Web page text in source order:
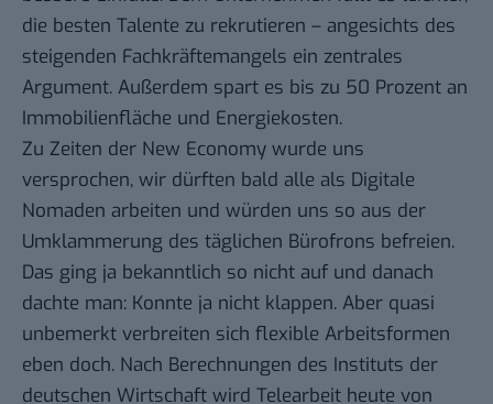
die besten Talente zu rekrutieren – angesichts des
steigenden Fachkräftemangels ein zentrales
Argument. Außerdem spart es bis zu 50 Prozent an
Immobilienfläche und Energiekosten.
Zu Zeiten der New Economy wurde uns
versprochen, wir dürften bald alle als Digitale
Nomaden arbeiten und würden uns so aus der
Umklammerung des täglichen Bürofrons befreien.
Das ging ja bekanntlich so nicht auf und danach
dachte man: Konnte ja nicht klappen. Aber quasi
unbemerkt verbreiten sich flexible Arbeitsformen
eben doch. Nach Berechnungen des Instituts der
deutschen Wirtschaft wird Telearbeit heute von